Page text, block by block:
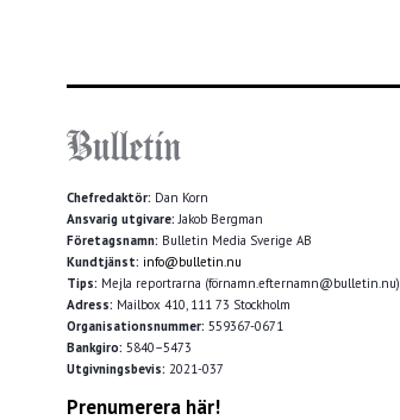
Chefredaktör: Dan Korn
Ansvarig utgivare:Jakob Bergman
Företagsnamn: Bulletin Media Sverige AB
Kundtjänst: info@bulletin.nu
Tips: Mejla reportrarna (förnamn.efternamn@bulletin.nu)
Adress: Mailbox 410, 111 73 Stockholm
Organisationsnummer: 559367-0671
Bankgiro: 5840–5473
Utgivningsbevis: 2021-037
Prenumerera här!